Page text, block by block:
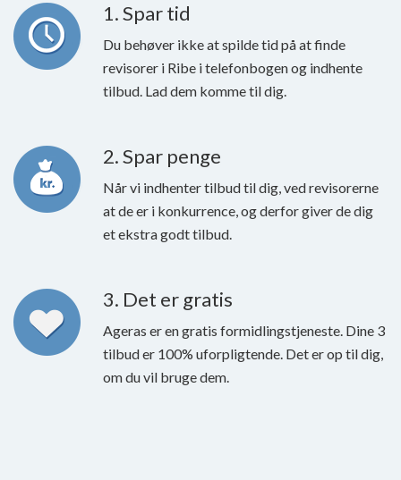
1. Spar tid
Du behøver ikke at spilde tid på at finde
revisorer i Ribe i telefonbogen og indhente
tilbud. Lad dem komme til dig.
2. Spar penge
Når vi indhenter tilbud til dig, ved revisorerne
at de er i konkurrence, og derfor giver de dig
et ekstra godt tilbud.
3. Det er gratis
Ageras er en gratis formidlingstjeneste. Dine 3
tilbud er 100% uforpligtende. Det er op til dig,
om du vil bruge dem.